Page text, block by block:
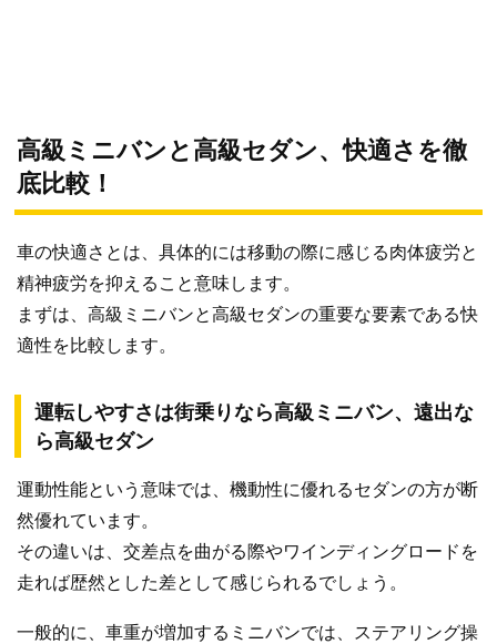
高級ミニバンと高級セダン、快適さを徹
底比較！
車の快適さとは、具体的には移動の際に感じる肉体疲労と
精神疲労を抑えること意味します。
まずは、高級ミニバンと高級セダンの重要な要素である快
適性を比較します。
運転しやすさは街乗りなら高級ミニバン、遠出な
ら高級セダン
運動性能という意味では、機動性に優れるセダンの方が断
然優れています。
その違いは、交差点を曲がる際やワインディングロードを
走れば歴然とした差として感じられるでしょう。
一般的に、車重が増加するミニバンでは、ステアリング操